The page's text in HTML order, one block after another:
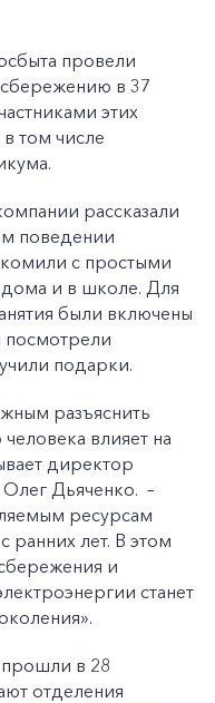
провели
в 37
этих
в том числе
рассказали
поведении
с простыми
и в школе. Для
были включены
посмотрели
подарки.
разъяснить
влияет на
директор
Дьяченко. –
ресурсам
ранних лет. В этом
и
станет
прошли в 28
отделения